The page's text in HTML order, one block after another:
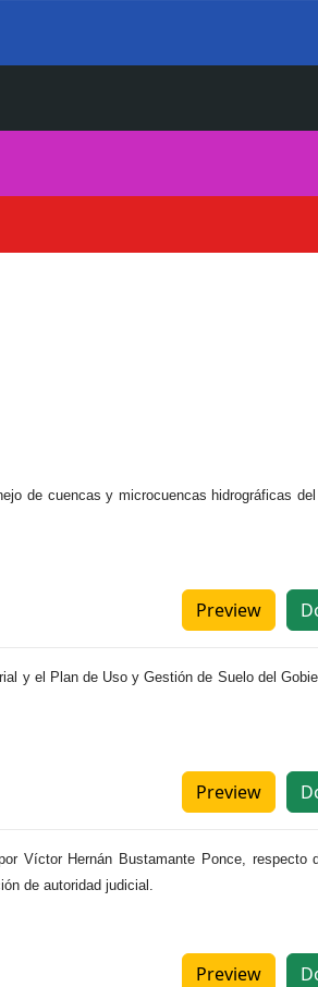
de cuencas y microcuencas hidrográficas
Preview
y el Plan de Uso y Gestión de Suelo del
Preview
Víctor Hernán Bustamante Ponce, respecto
de autoridad judicial.
Preview